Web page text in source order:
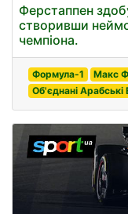
Ферстаппен
створивши
чемпіона.
Формула-1
Макс
Об'єднані Арабські